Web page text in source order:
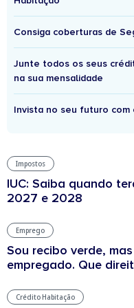
Consiga coberturas de
Junte todos os seus
na sua mensalidade
Invista no seu futuro com
Impostos
IUC: Saiba quando
2027 e 2028
Emprego
Sou recibo verde,
empregado. Que
Crédito Habitação